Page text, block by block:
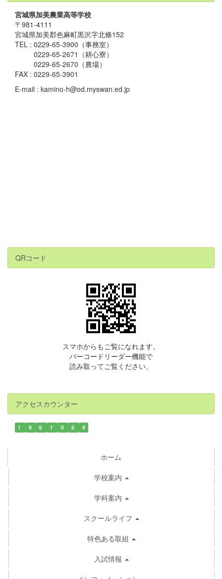
宮城県加美農業高等学校
〒981-4111
宮城県加美郡色麻町黒沢字北條152
TEL : 0229-65-3900（事務室）
0229-65-2671（耕心寮）
0229-65-2670（農場）
FAX : 0229-65-3901
E-mail : kamino-h@od.myswan.ed.jp
QRコード
スマホからもご覧になれます。
バーコードリーダー機能で
読み取ってご覧ください。
アクセスカウンター
1 9 6 1 0 5 9
ホーム
学校案内
学科案内
スクールライフ
特色ある取組
入試情報